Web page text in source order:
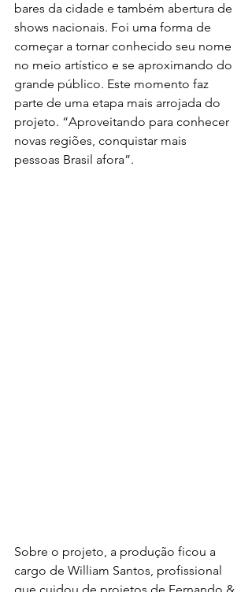
bares da cidade e também abertura de
shows nacionais. Foi uma forma de
começar a tornar conhecido seu nome
no meio artístico e se aproximando do
grande público. Este momento faz
parte de uma etapa mais arrojada do
projeto. “Aproveitando para conhecer
novas regiões, conquistar mais
pessoas Brasil afora”.
Sobre o projeto, a produção ficou a
cargo de William Santos, profissional